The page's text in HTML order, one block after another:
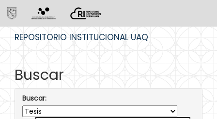
REPOSITORIO INSTITUCIONAL UAQ
Buscar
Buscar: